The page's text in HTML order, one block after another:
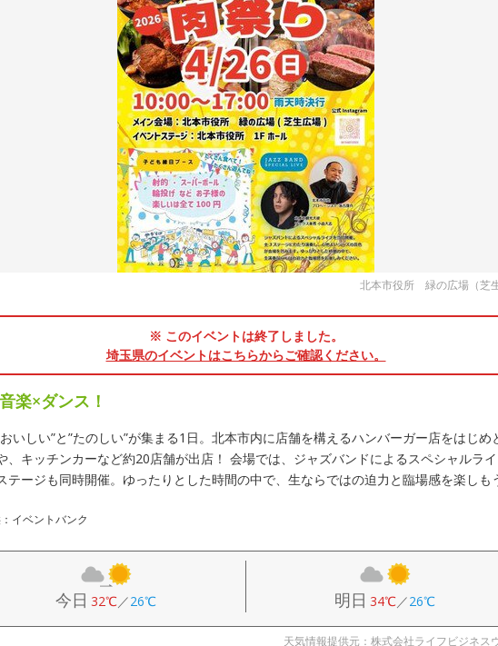
北本市役所 緑の広場（芝生
※ このイベントは終了しました。
埼玉県のイベントはこちらからご確認ください。
楽×ダンス！
いしい”と”たのしい”が集まる1日。北本市内に店舗を構えるハンバーガー店をはじめ
、キッチンカーなど約20店舗が出店！ 会場では、ジャズバンドによるスペシャルラ
テージも同時開催。ゆったりとした時間の中で、生ならではの迫力と臨場感を楽しも
イベントバンク
今日 32℃／26℃ 明日 34℃／26℃
天気情報提供元：株式会社ライフビジネス